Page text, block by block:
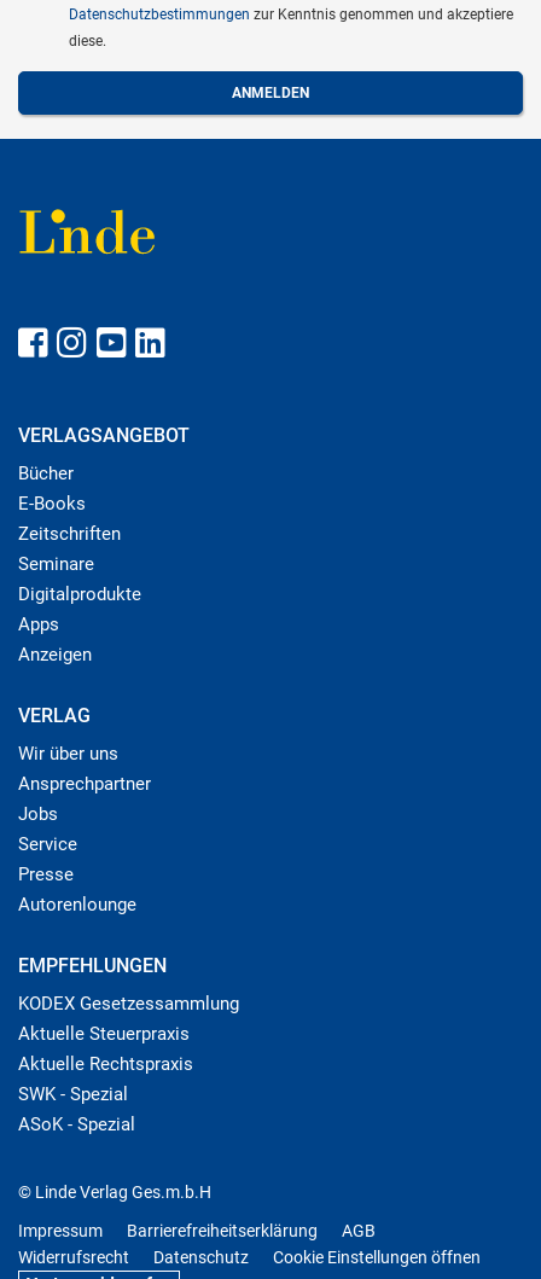
Datenschutzbestimmungen zur Kenntnis genommen und akzeptiere
diese.
VERLAGSANGEBOT
Bücher
E-Books
Zeitschriften
Seminare
Digitalprodukte
Apps
Anzeigen
VERLAG
Wir über uns
Ansprechpartner
Jobs
Service
Presse
Autorenlounge
EMPFEHLUNGEN
KODEX Gesetzessammlung
Aktuelle Steuerpraxis
Aktuelle Rechtspraxis
SWK - Spezial
ASoK - Spezial
© Linde Verlag Ges.m.b.H
Impressum
Barrierefreiheitserklärung
AGB
Widerrufsrecht
Datenschutz
Cookie Einstellungen öffnen